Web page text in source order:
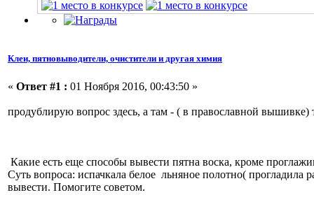
Клеи, пятновыводители, очистители и другая химия
« Ответ #1 : 01 Ноября 2016, 00:43:50 »
продублирую вопрос здесь, а там - ( в православной вышивке)
Какие есть еще способы вывести пятна воска, кроме
Суть вопроса: испачкала белое льняное полотно( прогладила
вывести. Помогите советом.